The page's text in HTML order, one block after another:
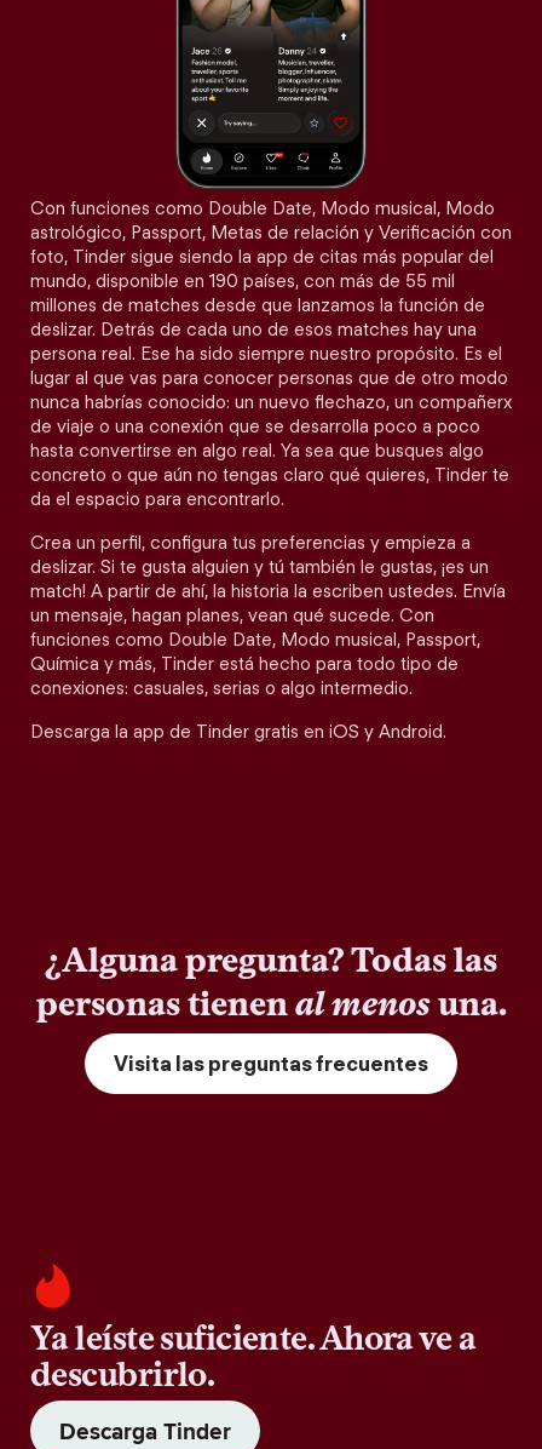
Con funciones como Double Date, Modo musical, Modo
astrológico, Passport, Metas de relación y Verificación con
foto, Tinder sigue siendo la app de citas más popular del
mundo, disponible en 190 países, con más de 55 mil
millones de matches desde que lanzamos la función de
deslizar. Detrás de cada uno de esos matches hay una
persona real. Ese ha sido siempre nuestro propósito. Es el
lugar al que vas para conocer personas que de otro modo
nunca habrías conocido: un nuevo flechazo, un compañerx
de viaje o una conexión que se desarrolla poco a poco
hasta convertirse en algo real. Ya sea que busques algo
concreto o que aún no tengas claro qué quieres, Tinder te
da el espacio para encontrarlo.
Crea un perfil, configura tus preferencias y empieza a
deslizar. Si te gusta alguien y tú también le gustas, ¡es un
match! A partir de ahí, la historia la escriben ustedes. Envía
un mensaje, hagan planes, vean qué sucede. Con
funciones como Double Date, Modo musical, Passport,
Química y más, Tinder está hecho para todo tipo de
conexiones: casuales, serias o algo intermedio.
Descarga la app de Tinder gratis en iOS y Android.
¿Alguna pregunta? Todas las
personas tienenal menosuna.
Visita las preguntas frecuentes
Ya leíste suficiente. Ahora ve a
descubrirlo.
Descarga Tinder